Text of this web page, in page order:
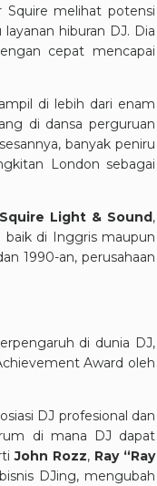
Squire melihat potensi
hiburan DJ. Dia
cepat mencapai
di lebih dari enam
di dansa perguruan
banyak peniru
London sebagai
Squire Light & Sound,
baik di Inggris maupun
1990-an, perusahaan
di dunia DJ,
Award oleh
DJ profesional dan
di mana DJ dapat
John Rozz, Ray “Ray
DJing, mengubah